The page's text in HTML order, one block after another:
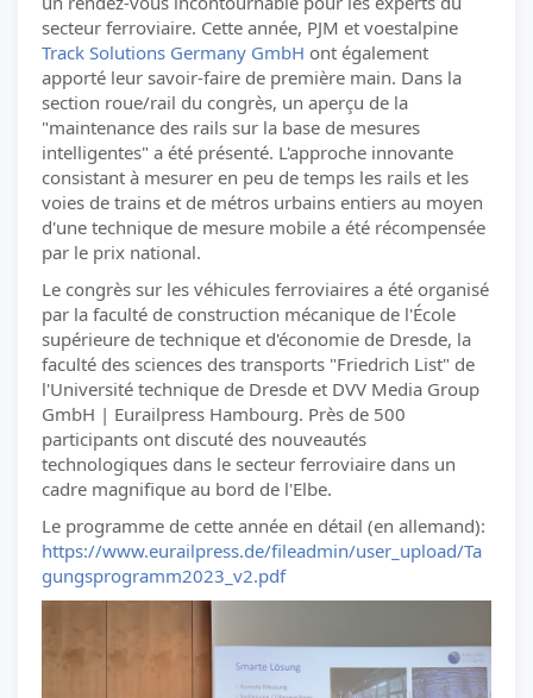
secteur ferroviaire. Cette année, PJM et voestalpine
Track Solutions Germany GmbH ont également
apporté leur savoir-faire de première main. Dans la
section roue/rail du congrès, un aperçu de la
"maintenance des rails sur la base de mesures
intelligentes" a été présenté. L'approche innovante
consistant à mesurer en peu de temps les rails et les
voies de trains et de métros urbains entiers au moyen
d'une technique de mesure mobile a été récompensée
par le prix national.
Le congrès sur les véhicules ferroviaires a été organisé
par la faculté de construction mécanique de l'École
supérieure de technique et d'économie de Dresde, la
faculté des sciences des transports "Friedrich List" de
l'Université technique de Dresde et DVV Media Group
GmbH | Eurailpress Hambourg. Près de 500
participants ont discuté des nouveautés
technologiques dans le secteur ferroviaire dans un
cadre magnifique au bord de l'Elbe.
Le programme de cette année en détail (en allemand):
https://www.eurailpress.de/fileadmin/user_upload/Ta
gungsprogramm2023_v2.pdf